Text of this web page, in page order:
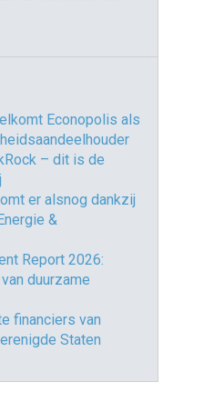
Econopolis als
– dit is de
er alsnog dankzij
&
Report 2026:
duurzame
financiers van
Staten